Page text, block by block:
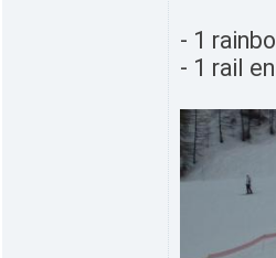
- 1
- 1 rail